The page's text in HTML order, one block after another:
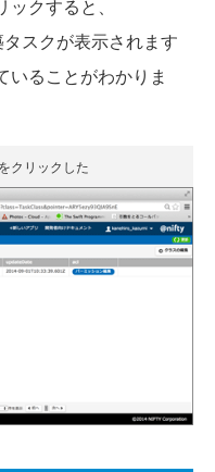
クすると、
スクが表示されます
いることがわかりま
クリックした